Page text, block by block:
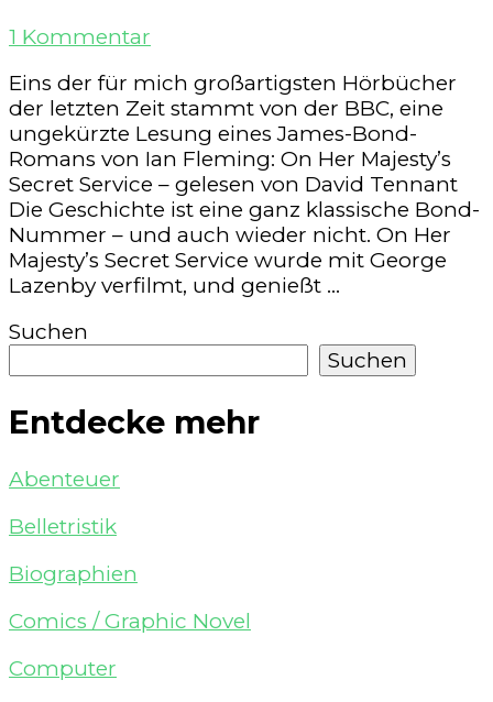
1 Kommentar
Her
Majesty’s
Secret
Service
–
BBC
Audiobook
Eins der für mich großartigsten Hörbücher
der letzten Zeit stammt von der BBC, eine
ungekürzte Lesung eines James-Bond-
Romans von Ian Fleming: On Her Majesty’s
Secret Service – gelesen von David Tennant
Die Geschichte ist eine ganz klassische Bond-
Nummer – und auch wieder nicht. On Her
Majesty’s Secret Service wurde mit George
Lazenby verfilmt, und genießt …
Suchen
Suchen
Entdecke mehr
Abenteuer
Belletristik
Biographien
Comics / Graphic Novel
Computer